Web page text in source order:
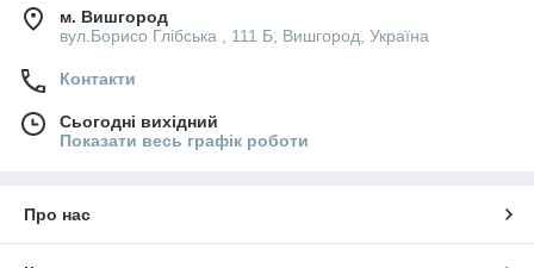
м. Вишгород
вул.Борисо Глібська , 111 Б, Вишгород, Україна
Контакти
Сьогодні вихідний
Показати весь графік роботи
Про нас